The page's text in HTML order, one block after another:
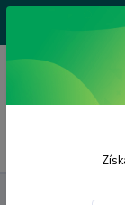
/Po-Pi 9-17 hod/
Dom a byt